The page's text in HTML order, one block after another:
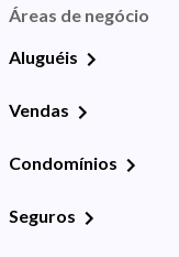
Áreas de negócio
Aluguéis
Vendas
Condomínios
Seguros